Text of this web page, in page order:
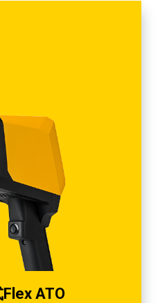
ATO